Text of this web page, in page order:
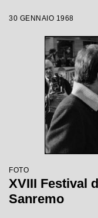
30 GENNAIO 1968
FOTO
XVIII Festival
Sanremo